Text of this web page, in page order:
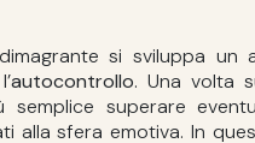
si sviluppa un
autocontrollo. Una volta
semplice superare
alla sfera emotiva. In